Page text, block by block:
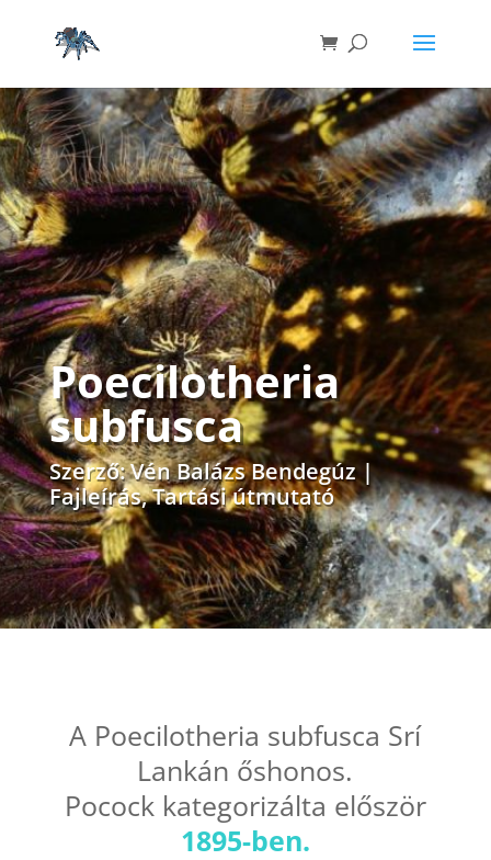
Poecilotheria
subfusca
Szerző:Vén Balázs Bendegúz|
Fajleírás,Tartási útmutató
A Poecilotheria subfusca Srí
Lankán őshonos.
Pocock kategorizálta először
1895-ben.